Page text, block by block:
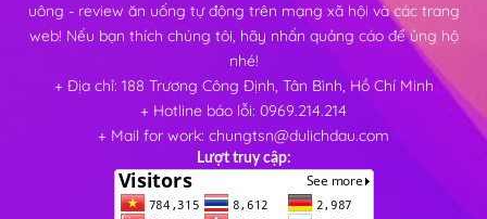
uông - review ăn uống tự động trên mạng xã hội và các trang
web! Nếu bạn thích chúng tôi, hãy nhấn quảng cáo để ủng hộ
nhé!
+ Địa chỉ: 188 Trương Công Định, Tân Bình, Hồ Chí Minh
+ Hotline báo lỗi: 0969.214.214
+ Mail for work: chungtsn@dulichdau.com
Lượt truy cập: